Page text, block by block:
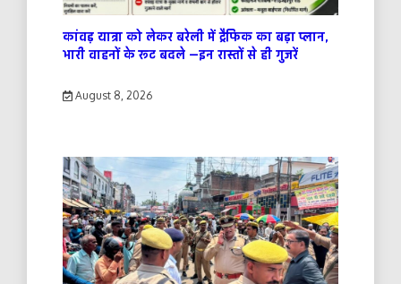
कांवड़ यात्रा को लेकर बरेली में ट्रैफिक का बड़ा प्लान,
भारी वाहनों के रूट बदले —इन रास्तों से ही गुजरें
August 8, 2026